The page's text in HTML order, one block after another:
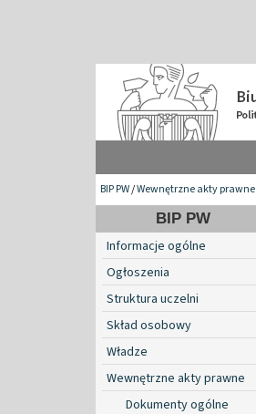
BIP PW/Wewnętrzne akty prawne
BIP PW
Informacje ogólne
Ogłoszenia
Struktura uczelni
Skład osobowy
Władze
Wewnętrzne akty prawne
Dokumenty ogólne